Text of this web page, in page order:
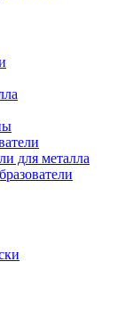
для металла